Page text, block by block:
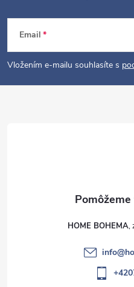
p
e
Email
Vložením e-mailu souhlasíte s
HOME BOHEMA
info@